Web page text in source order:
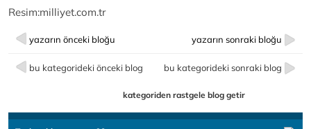
Resim:milliyet.com.tr
yazarın önceki bloğu yazarın sonraki bloğu
bu kategorideki önceki blog bu kategorideki sonraki blog
kategoriden rastgele blog getir